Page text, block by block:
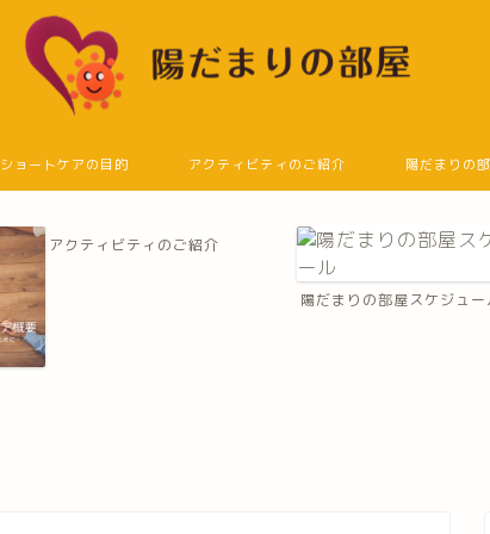
ショートケアの目的 アクティビティのご紹介 陽だまりの
アクティビティのご紹介
陽だまりの部屋スケジュー